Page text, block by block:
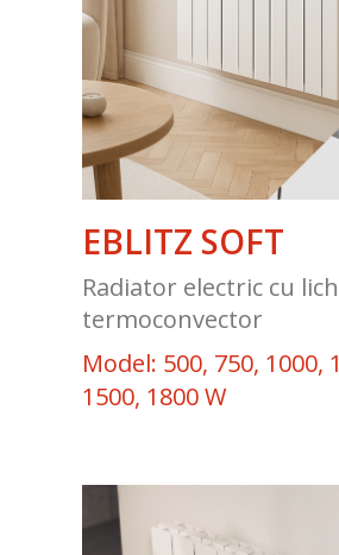
EBLITZ SOFT
Radiator electric cu
termoconvector
Model: 500, 750, 1000,
1500, 1800 W